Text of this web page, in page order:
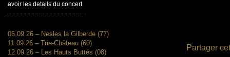
Partager
avoir les details du concert
-------------------------------------
06.09.26 – Nesles la Gilberde (77)
11.09.26 – Trie-Château (60)
12.09.26 – Les Hauts Buttés (08)